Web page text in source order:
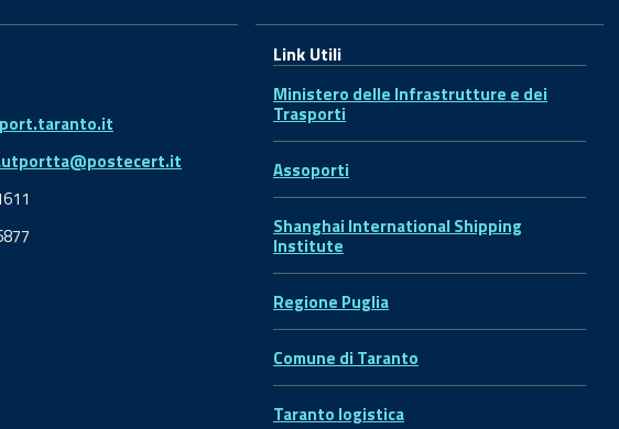
Link Utili
Ministero delle Infrastrutture e dei
Trasporti
Assoporti
Shanghai International Shipping
Institute
Regione Puglia
Comune di Taranto
Taranto logistica